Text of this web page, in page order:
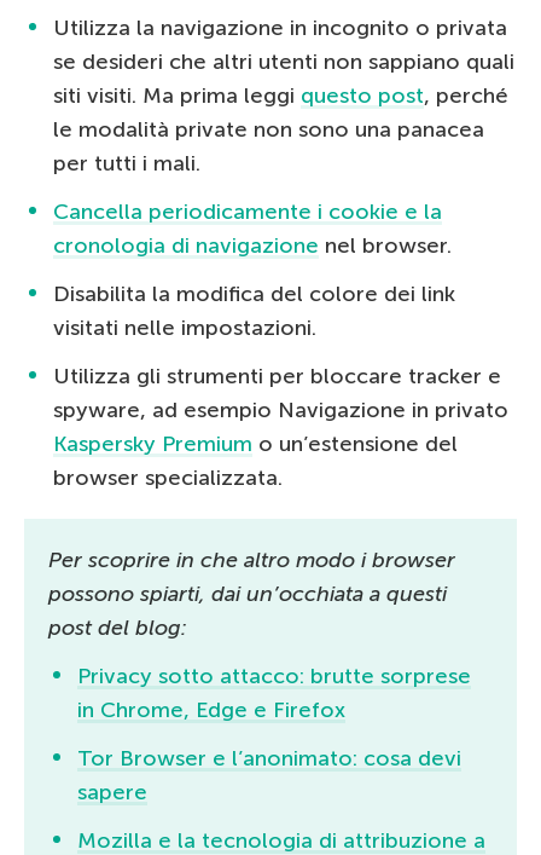
Utilizza la navigazione in incognito o privata
se desideri che altri utenti non sappiano quali
siti visiti. Ma prima leggi questo post, perché
le modalità private non sono una panacea
per tutti i mali.
Cancella periodicamente i cookie e la
cronologia di navigazione nel browser.
Disabilita la modifica del colore dei link
visitati nelle impostazioni.
Utilizza gli strumenti per bloccare tracker e
spyware, ad esempio Navigazione in privato
Kaspersky Premium o un’estensione del
browser specializzata.
Per scoprire in che altro modo i browser
possono spiarti, dai un’occhiata a questi
post del blog:
Privacy sotto attacco: brutte sorprese
in Chrome, Edge e Firefox
Tor Browser e l’anonimato: cosa devi
sapere
Mozilla e la tecnologia di attribuzione a